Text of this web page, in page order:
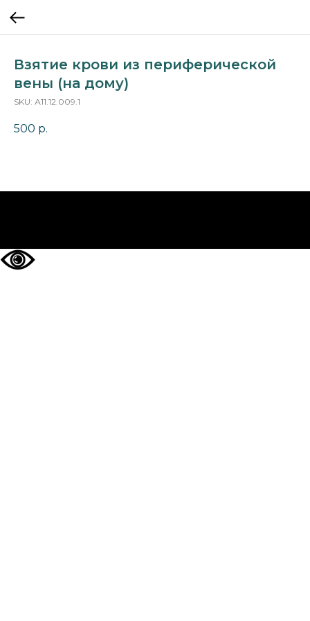
Взятие крови из периферической
вены (на дому)
SKU: А11.12.009.1
500 р.